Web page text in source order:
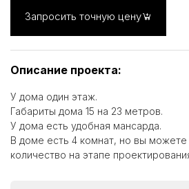
Запросить точную цену
Описание проекта:
У дома один этаж.
Габариты дома 15 на 23 метров.
У дома есть удобная мансарда.
В доме есть 4 комнат, но вы можете
количество на этапе